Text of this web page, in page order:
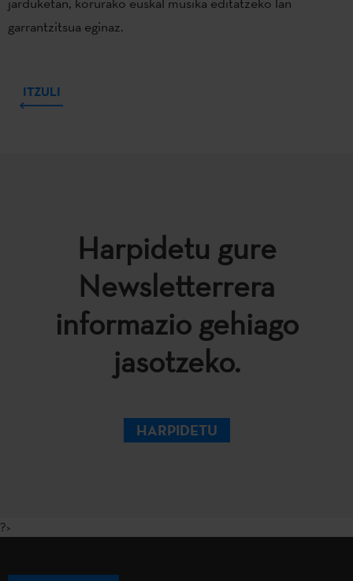
garrantzitsua eginaz.
ITZULI
Harpidetu gure
Newsletterrera
informazio gehiago
jasotzeko.
HARPIDETU
?>